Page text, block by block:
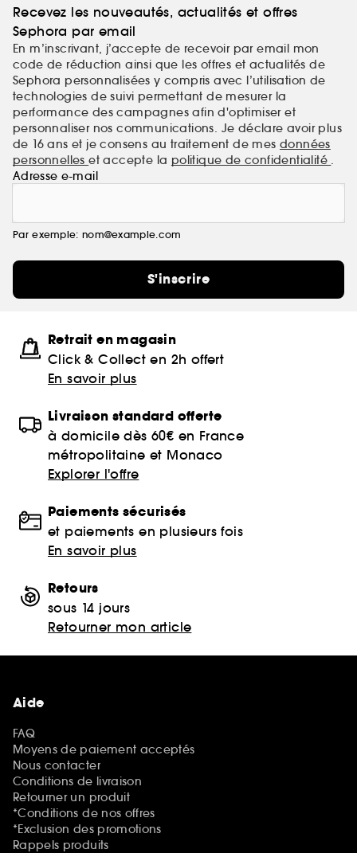
Recevez les nouveautés, actualités et offres
Sephora par email
En m’inscrivant, j’accepte de recevoir par email mon
code de réduction ainsi que les offres et actualités de
Sephora personnalisées y compris avec l’utilisation de
technologies de suivi permettant de mesurer la
performance des campagnes afin d'optimiser et
personnaliser nos communications. Je déclare avoir plus
de 16 ans et je consens au traitement de mes données
personnelleset accepte la politique de confidentialité .
Adresse e-mail
Par exemple: nom@example.com
S'inscrire
Retrait en magasin
Click & Collect en 2h offert
En savoir plus
Livraison standard offerte
à domicile dès 60€ en France
métropolitaine et Monaco
Explorer l'offre
Paiements sécurisés
et paiements en plusieurs fois
En savoir plus
Retours
sous 14 jours
Retourner mon article
Aide
FAQ
Moyens de paiement acceptés
Nous contacter
Conditions de livraison
Retourner un produit
*Conditions de nos offres
*Exclusion des promotions
Rappels produits